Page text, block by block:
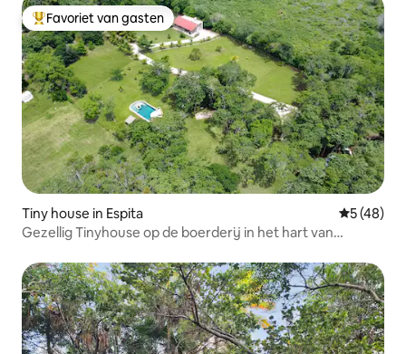
Topfavoriet van gasten
Favoriet van gasten
Tiny house in Espita
5 (48)
Gezellig Tinyhouse op de boerderij in het hart van